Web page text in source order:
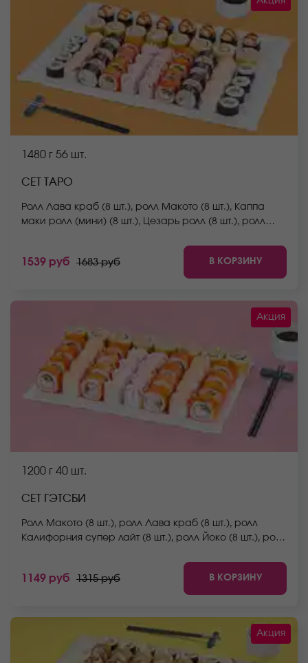
1480 г 56 шт.
СЕТ ТАРО
Ролл Лава краб (8 шт.), ролл Макото (8 шт.), Каппа
маки ролл (мини) (8 шт.), Цезарь ролл (8 шт.), ролл
шт.) *Не забудьте заказать имбирь, васаби и соевый
соус. Они не входят в стоимость заказа. *Внешний
вид блюда может отличаться от фото на сайте.
1539 руб 1683 руб В КОРЗИНУ
Акция
1200 г 40 шт.
СЕТ ГЭТСБИ
Ролл Макото (8 шт.), ролл Лава краб (8 шт.), ролл
Калифорния супер лайт (8 шт.), ролл Йоко (8 шт.), ролл
васаби и соевый соус. Они не входят в стоимость
заказа. *Внешний вид блюда может отличаться от
1149 руб 1315 руб В КОРЗИНУ
Акция